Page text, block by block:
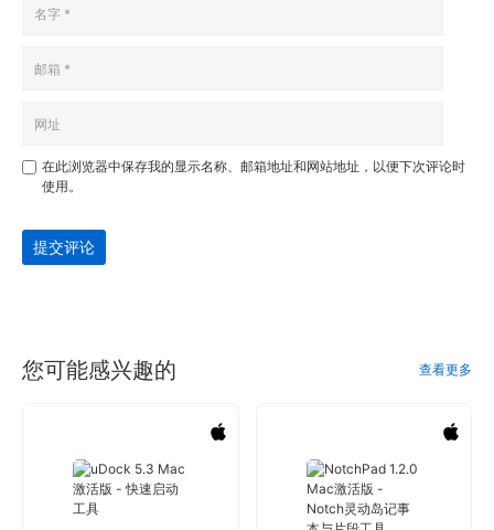
在此浏览器中保存我的显示名称、邮箱地址和网站地址，以便下次评论时
使用。
提交评论
您可能感兴趣的 查看更多